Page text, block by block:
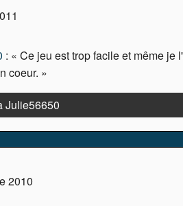
: « Ce jeu est trop facile et même
coeur. »
Julie56650
2010